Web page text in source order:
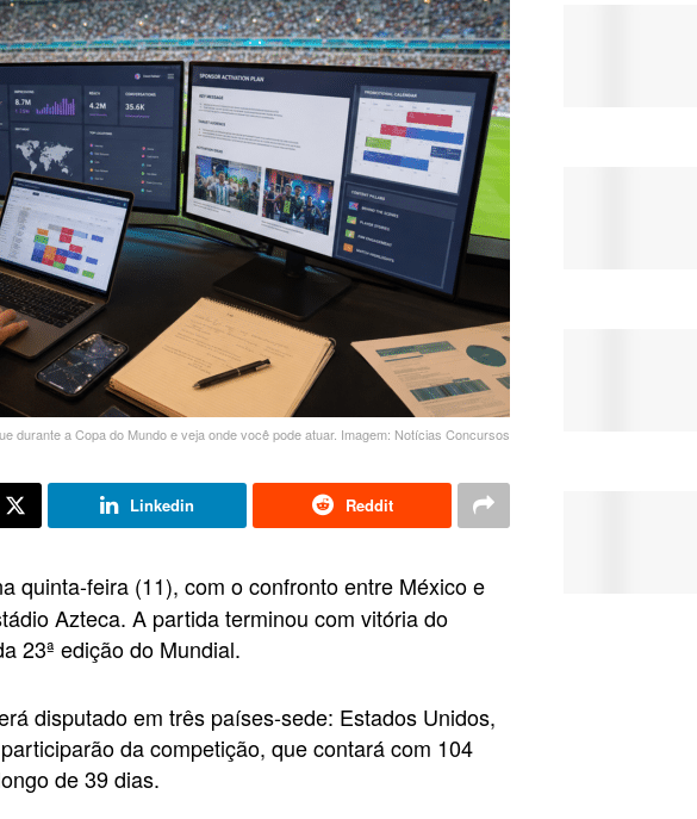
durante a Copa do Mundo e veja onde você pode atuar. Imagem: Notícias Concursos
Linkedin Reddit
quinta-feira (11), com o confronto entre México e
Azteca. A partida terminou com vitória do
23ª edição do Mundial.
disputado em três países-sede: Estados Unidos,
da competição, que contará com 104
de 39 dias.